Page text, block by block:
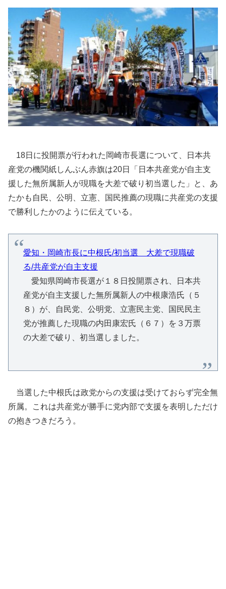
18日に投開票が行われた岡崎市長選について、日本共
産党の機関紙しんぶん赤旗は20日「日本共産党が自主支
援した無所属新人が現職を大差で破り初当選した」と、あ
たかも自民、公明、立憲、国民推薦の現職に共産党の支援
で勝利したかのように伝えている。
愛知・岡崎市長に中根氏/初当選 大差で現職破
る/共産党が自主支援
愛知県岡崎市長選が１８日投開票され、日本共
産党が自主支援した無所属新人の中根康浩氏（５
８）が、自民党、公明党、立憲民主党、国民民主
党が推薦した現職の内田康宏氏（６７）を３万票
の大差で破り、初当選しました。
当選した中根氏は政党からの支援は受けておらず完全無
所属。これは共産党が勝手に党内部で支援を表明しただけ
の抱きつきだろう。